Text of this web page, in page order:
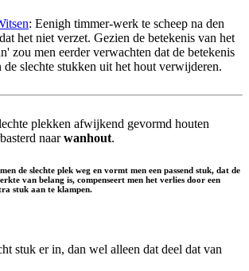
: Eenigh timmer-werk te scheep na den
het niet verzet. Gezien de betekenis van het
zou men eerder verwachten dat de betekenis
de slechte stukken uit het hout verwijderen.
plekken afwijkend gevormd houten
naarwanhout.
de slechte plek weg en vormt men een passend stuk, dat de
van belang is, compenseert men het verlies door een
stuk aan te klampen.
stuk er in, dan wel alleen dat deel dat van